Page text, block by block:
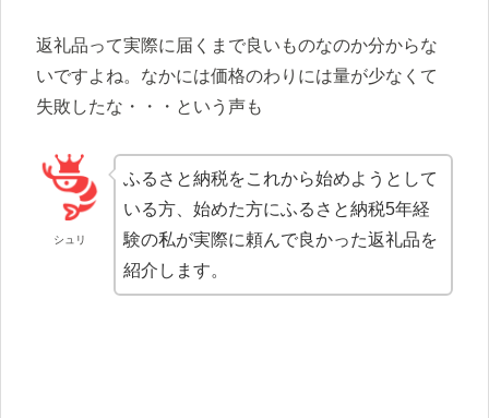
返礼品って実際に届くまで良いものなのか分からな
いですよね。なかには価格のわりには量が少なくて
失敗したな・・・という声も
シュリ
ふるさと納税をこれから始めようとして
いる方、始めた方にふるさと納税5年経
験の私が実際に頼んで良かった返礼品を
紹介します。